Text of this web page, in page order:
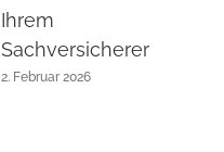
Ihrem
Sachversicherer
2. Februar 2026